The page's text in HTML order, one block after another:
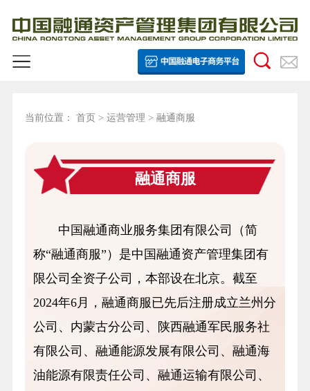
当前位置： 首页> 运营管理 > 融通商服
融通商服
中国融通商业服务集团有限公司（简
称“融通商服”）是中国融通资产管理集团有
限公司全资子公司，本部设在北京。截至
2024年6月，融通商服已先后注册成立兰州分
公司、内蒙古分公司、陕西融通军民服务社
有限公司、融通能源发展有限公司、融通海
油能源有限责任公司、融通运输有限公司、